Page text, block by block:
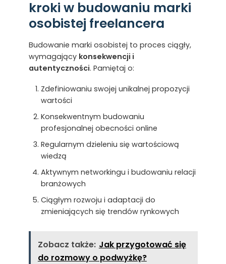
kroki w budowaniu marki
osobistej freelancera
Budowanie marki osobistej to proces ciągły,
wymagający konsekwencji i
autentyczności. Pamiętaj o:
Zdefiniowaniu swojej unikalnej propozycji
wartości
Konsekwentnym budowaniu
profesjonalnej obecności online
Regularnym dzieleniu się wartościową
wiedzą
Aktywnym networkingu i budowaniu relacji
branżowych
Ciągłym rozwoju i adaptacji do
zmieniających się trendów rynkowych
Zobacz także: Jak przygotować się
do rozmowy o podwyżkę?